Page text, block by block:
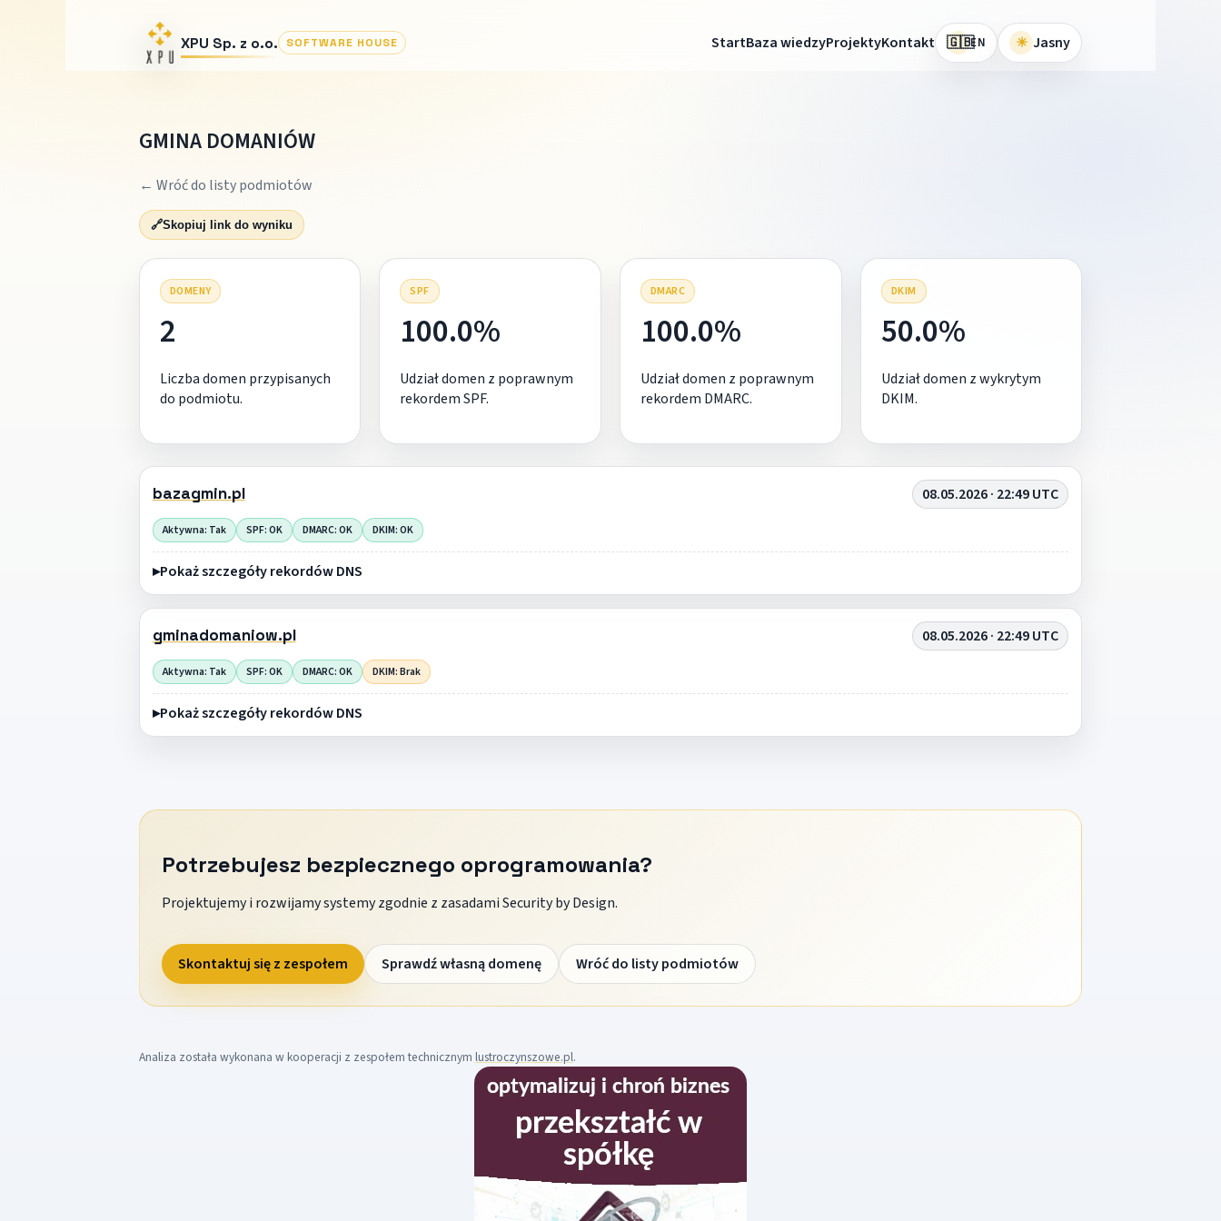
XPU Sp. z o.o. SOFTWARE HOUSE StartBaza wiedzyProjektyKontakt 🇬🇧EN ☀ Jasny
GMINA DOMANIÓW
← Wróć do listy podmiotów
🔗Skopiuj link do wyniku
DOMENY
2
Liczba domen przypisanych
do podmiotu.
SPF
100.0%
Udział domen z poprawnym
rekordem SPF.
DMARC
100.0%
Udział domen z poprawnym
rekordem DMARC.
DKIM
50.0%
Udział domen z wykrytym
DKIM.
bazagmin.pl 08.05.2026 · 22:49 UTC
Aktywna: Tak SPF: OK DMARC: OK DKIM: OK
Pokaż szczegóły rekordów DNS
gminadomaniow.pl 08.05.2026 · 22:49 UTC
Aktywna: Tak SPF: OK DMARC: OK DKIM: Brak
Pokaż szczegóły rekordów DNS
Potrzebujesz bezpiecznego oprogramowania?
Projektujemy i rozwijamy systemy zgodnie z zasadami Security by Design.
Skontaktuj się z zespołem Sprawdź własną domenę Wróć do listy podmiotów
Analiza została wykonana w kooperacji z zespołem technicznym lustroczynszowe.pl.